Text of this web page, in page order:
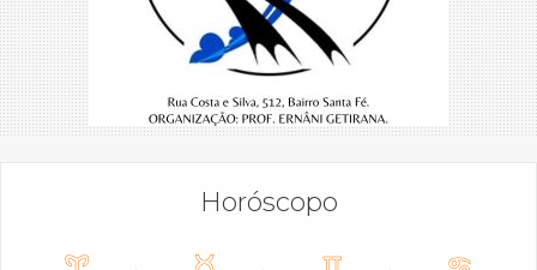
Horóscopo